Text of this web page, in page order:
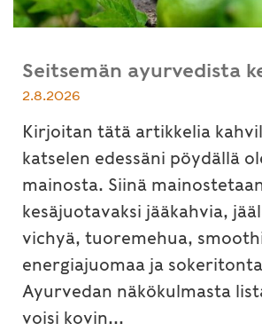
Seitsemän ayurvedista
2.8.2026
Kirjoitan tätä artikkelia
katselen edessäni pöydällä
mainosta. Siinä
kesäjuotavaksi jääkahvia,
vichyä, tuoremehua,
energiajuomaa ja
Ayurvedan näkökulmasta
voisi kovin...